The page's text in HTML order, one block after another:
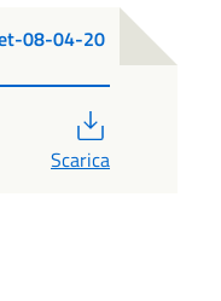
08-04-20
Scarica